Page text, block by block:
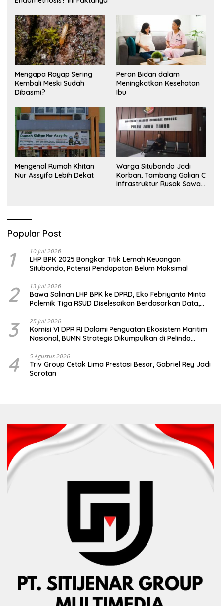
Mengapa Rayap Sering
Kembali Meski Sudah
Dibasmi?
Peran Bidan dalam
Meningkatkan Kesehatan
Ibu
Mengenal Rumah Khitan
Nur Assyifa Lebih Dekat
Warga Situbondo Jadi
Korban, Tambang Galian C
Infrastruktur Rusak Sawah
Popular Post
1 10 Juli 2026
LHP BPK 2025 Bongkar Titik Lemah Keuangan
Situbondo, Potensi Pendapatan Belum Maksimal
2 13 Juli 2026
Bawa Salinan LHP BPK ke DPRD, Eko Febriyanto Minta
Polemik Tiga RSUD Diselesaikan Berdasarkan Data,
3 25 Juli 2026
Komisi VI DPR RI Dalami Penguatan Ekosistem Maritim
Nasional, BUMN Strategis Dikumpulkan di Pelindo
4 5 Agustus 2026
Triv Group Cetak Lima Prestasi Besar, Gabriel Rey Jadi
Sorotan